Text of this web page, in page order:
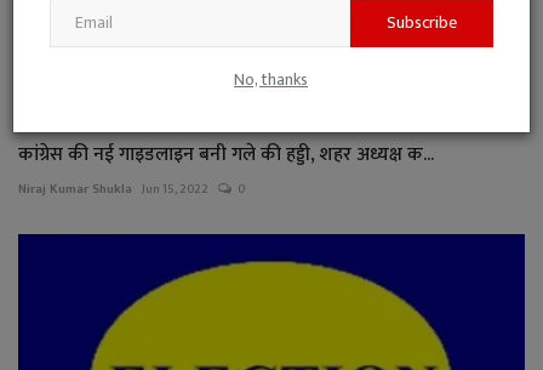
Subscribe
No, thanks
कांग्रेस की नई गाइडलाइन बनी गले की हड्डी, शहर अध्यक्ष क...
Niraj Kumar Shukla Jun 15, 2022 0